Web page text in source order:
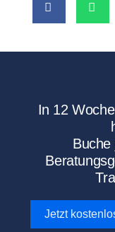
In 12
Buche
Jetzt